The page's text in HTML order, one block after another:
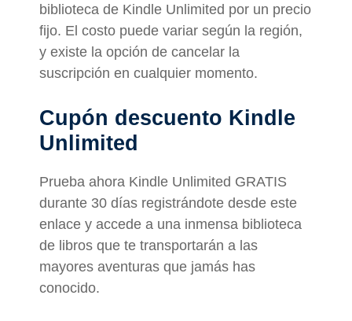
biblioteca de Kindle Unlimited por un precio
fijo. El costo puede variar según la región,
y existe la opción de cancelar la
suscripción en cualquier momento.
Cupón descuento Kindle
Unlimited
Prueba ahora Kindle Unlimited GRATIS
durante 30 días registrándote desde este
enlace y accede a una inmensa biblioteca
de libros que te transportarán a las
mayores aventuras que jamás has
conocido.